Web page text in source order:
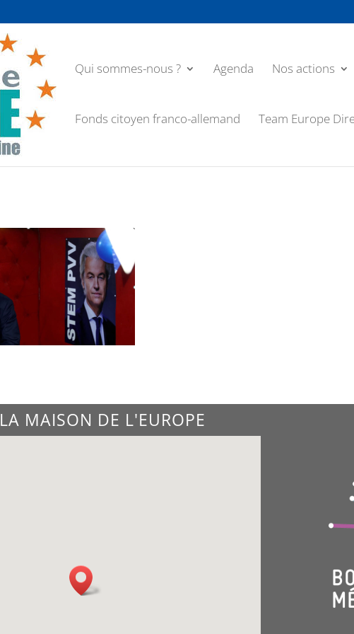
Qui sommes-nous ? Agenda Nos actions
Fonds citoyen franco-allemand Team Europe
LA MAISON DE L'EUROPE